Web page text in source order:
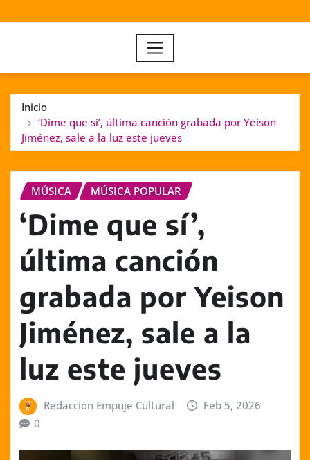
Inicio
‘Dime que sí’, última canción grabada por Yeison
Jiménez, sale a la luz este jueves
MÚSICA MÚSICA POPULAR
‘Dime que sí’,
última canción
grabada por Yeison
Jiménez, sale a la
luz este jueves
Redacción Empuje Cultural
Feb 5, 2026
0